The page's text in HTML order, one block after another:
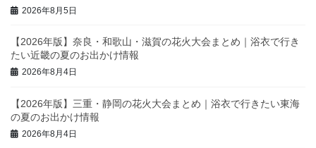
2026年8月5日
【2026年版】奈良・和歌山・滋賀の花火大会まとめ｜浴衣で行き
たい近畿の夏のお出かけ情報
2026年8月4日
【2026年版】三重・静岡の花火大会まとめ｜浴衣で行きたい東海
の夏のお出かけ情報
2026年8月4日